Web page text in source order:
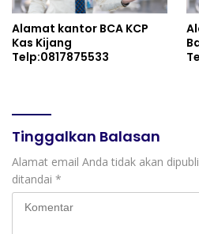
Alamat kantor BCA KCP
Kas Kijang
Telp:0817875533
Tinggalkan Balasan
Alamat email Anda tidak akan
ditandai *